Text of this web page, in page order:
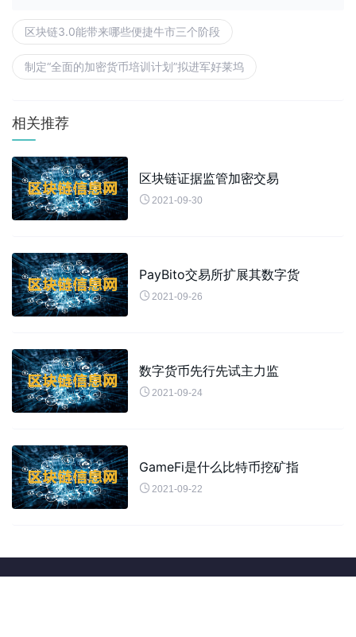
区块链3.0能带来哪些便捷牛市三个阶段
制定“全面的加密货币培训计划”拟进军好莱坞
相关推荐
区块链证据监管加密交易
 2021-09-30
PayBito交易所扩展其数字货
 2021-09-26
数字货币先行先试主力监
 2021-09-24
GameFi是什么比特币挖矿指
 2021-09-22